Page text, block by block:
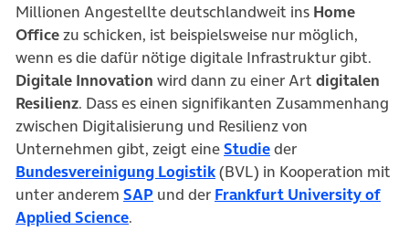
Millionen Angestellte deutschlandweit ins Home
Officezu schicken, ist beispielsweise nur möglich,
wenn es die dafür nötige digitale Infrastruktur gibt.
Digitale Innovation wird dann zu einer Art digitalen
Resilienz. Dass es einen signifikanten Zusammenhang
zwischen Digitalisierung und Resilienz von
Unternehmen gibt, zeigt eineStudie(öffnet in neuem
der
Bundesvereinigung Logistik(öffnet in neuem Tab)
(BVL) in Kooperation mit
unter anderem SAP (öffnet in neuem Tab)
und der Frankfurt University of
Applied Science(öffnet in neuem Tab)
.